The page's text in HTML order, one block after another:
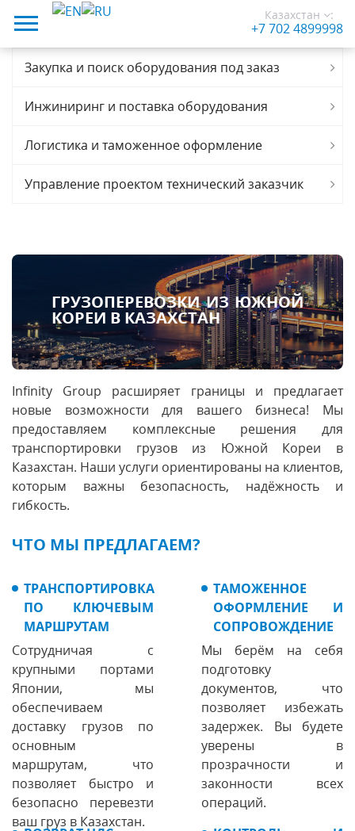
Казахстан
+7 702 4899998
:
Закупка и поиск оборудования под заказ
Инжиниринг и поставка оборудования
Логистика и таможенное оформление
Управление проектом технический заказчик
ГРУЗОПЕРЕВОЗКИ ИЗ ЮЖНОЙ
КОРЕИ В КАЗАХСТАН
Infinity Group расширяет границы и предлагает
новые возможности для вашего бизнеса! Мы
предоставляем комплексные решения для
транспортировки грузов из Южной Кореи в
Казахстан. Наши услуги ориентированы на клиентов,
которым важны безопасность, надёжность и
гибкость.
ЧТО МЫ ПРЕДЛАГАЕМ?
ТРАНСПОРТИРОВКА
ПО КЛЮЧЕВЫМ
МАРШРУТАМ
Сотрудничая с
крупными портами
Японии, мы
обеспечиваем
доставку грузов по
основным
маршрутам, что
позволяет быстро и
безопасно перевезти
ваш груз в Казахстан.
ТАМОЖЕННОЕ
ОФОРМЛЕНИЕ И
СОПРОВОЖДЕНИЕ
Мы берём на себя
подготовку
документов, что
позволяет избежать
задержек. Вы будете
уверены в
прозрачности и
законности всех
операций.